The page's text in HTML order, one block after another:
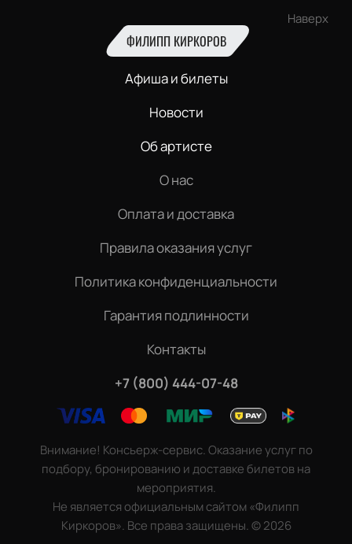
Наверх
ФИЛИПП КИРКОРОВ
Афиша и билеты
Новости
Об артисте
О нас
Оплата и доставка
Правила оказания услуг
Политика конфиденциальности
Гарантия подлинности
Контакты
+7 (800) 444-07-48
Внимание! Консьерж-сервис. Оказание услуг по
подбору, бронированию и доставке билетов на
мероприятия.
Не является официальным сайтом «Филипп
Киркоров». Все права защищены.©2026